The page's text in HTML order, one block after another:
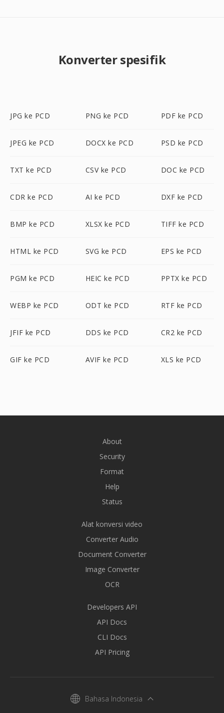
Konverter spesifik
JPG ke PCD PNG ke PCD PDF ke PCD
JPEG ke PCD DOCX ke PCD PSD ke PCD
TXT ke PCD CSV ke PCD DOC ke PCD
CDR ke PCD AI ke PCD DXF ke PCD
BMP ke PCD XLSX ke PCD TIFF ke PCD
HTML ke PCD SVG ke PCD EPS ke PCD
PGM ke PCD HEIC ke PCD PPTX ke PCD
WEBP ke PCD ODT ke PCD RTF ke PCD
JFIF ke PCD DDS ke PCD CR2 ke PCD
GIF ke PCD AVIF ke PCD XLS ke PCD
About
Security
Format
Help
Status
Alat konversi video
Converter Audio
Document Converter
Image Converter
OCR
Developers API
API Docs
CLI Docs
API Pricing
Bahasa Indonesia